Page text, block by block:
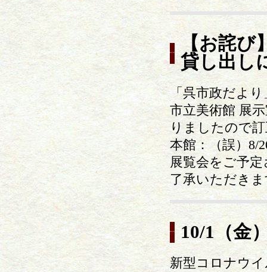
【お詫び
貸し出し
「呉市政だよ
市立美術館 展
りましたので
本館：（誤）8/
展覧会をご予
了承いただき
10/1（金
新型コロナウ